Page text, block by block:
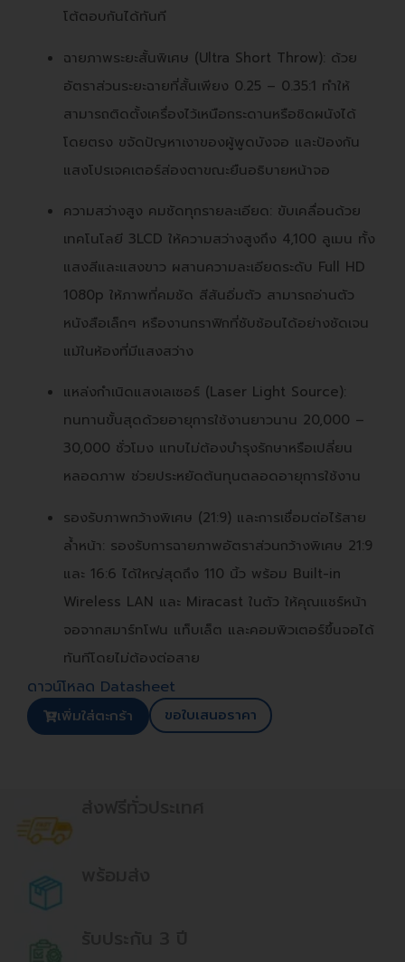
โต้ตอบกันได้ทันที
ฉายภาพระยะสั้นพิเศษ (Ultra Short Throw): ด้วย
อัตราส่วนระยะฉายที่สั้นเพียง 0.25 – 0.35:1 ทำให้
สามารถติดตั้งเครื่องไว้เหนือกระดานหรือชิดผนังได้
โดยตรง ขจัดปัญหาเงาของผู้พูดบังจอ และป้องกัน
แสงโปรเจคเตอร์ส่องตาขณะยืนอธิบายหน้าจอ
ความสว่างสูง คมชัดทุกรายละเอียด: ขับเคลื่อนด้วย
เทคโนโลยี 3LCD ให้ความสว่างสูงถึง 4,100 ลูเมน ทั้ง
แสงสีและแสงขาว ผสานความละเอียดระดับ Full HD
1080p ให้ภาพที่คมชัด สีสันอิ่มตัว สามารถอ่านตัว
หนังสือเล็กๆ หรืองานกราฟิกที่ซับซ้อนได้อย่างชัดเจน
แม้ในห้องที่มีแสงสว่าง
แหล่งกำเนิดแสงเลเซอร์ (Laser Light Source):
ทนทานขั้นสุดด้วยอายุการใช้งานยาวนาน 20,000 –
30,000 ชั่วโมง แทบไม่ต้องบำรุงรักษาหรือเปลี่ยน
หลอดภาพ ช่วยประหยัดต้นทุนตลอดอายุการใช้งาน
รองรับภาพกว้างพิเศษ (21:9) และการเชื่อมต่อไร้สาย
ล้ำหน้า: รองรับการฉายภาพอัตราส่วนกว้างพิเศษ 21:9
และ 16:6 ได้ใหญ่สุดถึง 110 นิ้ว พร้อม Built-in
Wireless LAN และ Miracast ในตัว ให้คุณแชร์หน้า
จอจากสมาร์ทโฟน แท็บเล็ต และคอมพิวเตอร์ขึ้นจอได้
ทันทีโดยไม่ต้องต่อสาย
ดาวน์โหลด Datasheet
เพิ่มใส่ตะกร้า ขอใบเสนอราคา